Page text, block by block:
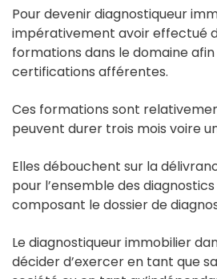
Pour devenir diagnostiqueur
impérativement avoir effectué
formations dans le domaine afin
certifications afférentes.
Ces formations sont
peuvent durer trois mois voire
Elles débouchent sur la
pour l’ensemble des
composant le dossier de
Le diagnostiqueur immobilier
décider d’exercer en tant que